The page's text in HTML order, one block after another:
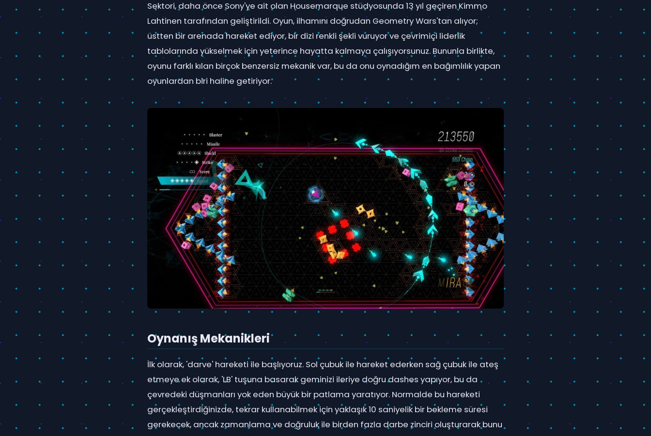
Sektori, daha önce Sony'ye ait olan Housemarque stüdyosunda 13 yıl geçiren Kimmo
Lahtinen tarafından geliştirildi. Oyun, ilhamını doğrudan Geometry Wars'tan alıyor;
üstten bir arenada hareket ediyor, bir dizi renkli şekli vuruyor ve çevrimiçi liderlik
tablolarında yükselmek için yeterince hayatta kalmaya çalışıyorsunuz. Bununla birlikte,
oyunu farklı kılan birçok benzersiz mekanik var, bu da onu oynadığım en bağımlılık yapan
oyunlardan biri haline getiriyor.
Oynanış Mekanikleri
İlk olarak, 'darve' hareketi ile başlıyoruz. Sol çubuk ile hareket ederken sağ çubuk ile ateş
etmeye ek olarak, 'LB' tuşuna basarak geminizi ileriye doğru dashes yapıyor, bu da
çevredeki düşmanları yok eden büyük bir patlama yaratıyor. Normalde bu hareketi
gerçekleştirdiğinizde, tekrar kullanabilmek için yaklaşık 10 saniyelik bir bekleme süresi
gerekecek, ancak zamanlama ve doğruluk ile birden fazla darbe zinciri oluşturarak bunu